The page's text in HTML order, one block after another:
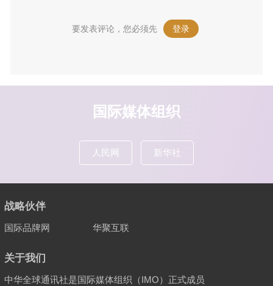
要发表评论，您必须先 登录 。
国际媒体组织
人民网 新华社
战略伙伴
国际品牌网 华聚互联
关于我们
中华全球通讯社是国际媒体组织（IMO）正式成员